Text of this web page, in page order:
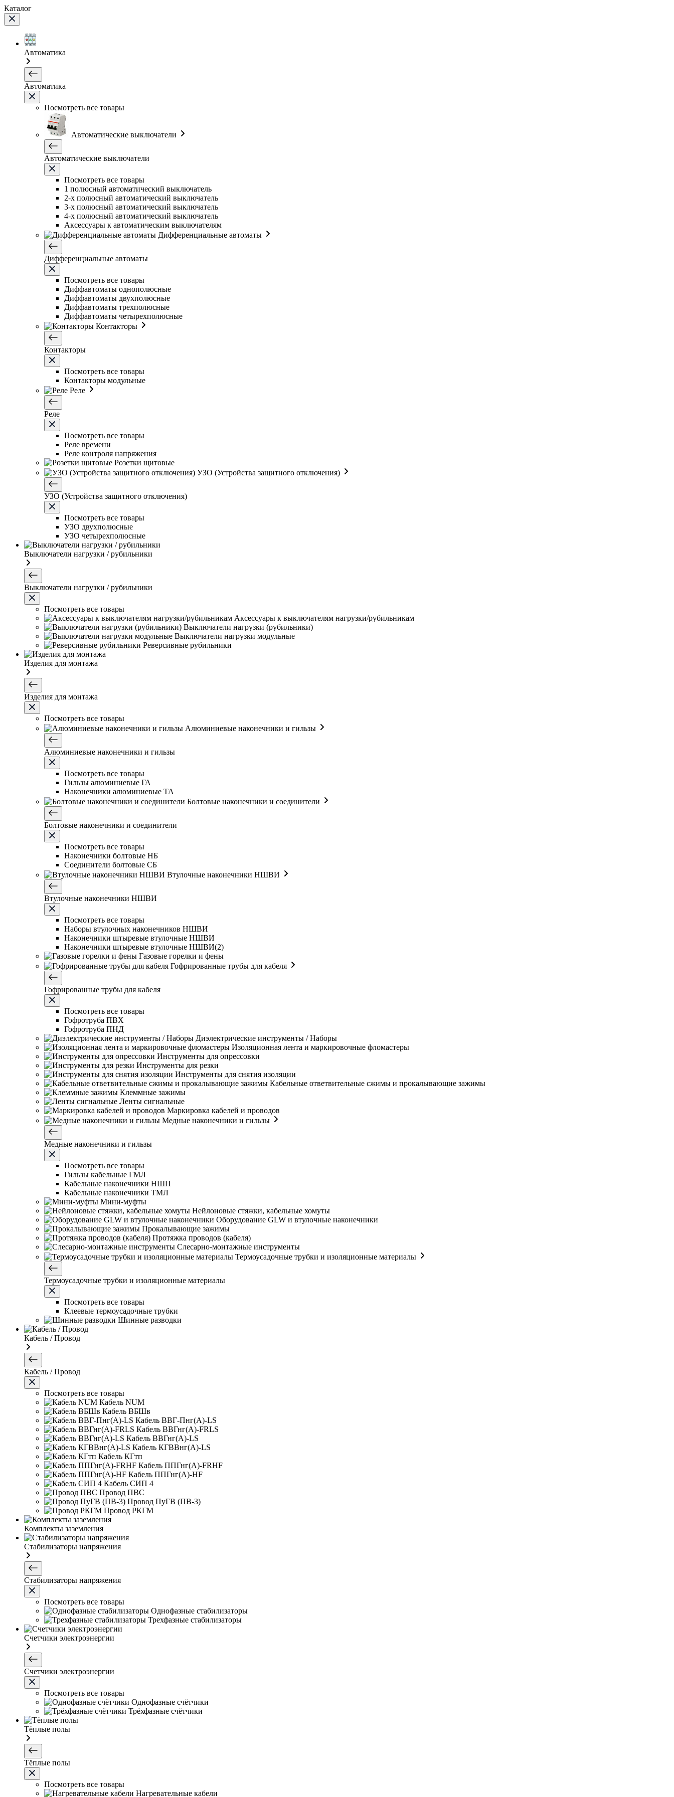
Каталог
Автоматика
Автоматика
Посмотреть все товары
Автоматические выключатели
Автоматические выключатели
Посмотреть все товары
1 полюсный автоматический выключатель
2-х полюсный автоматический выключатель
3-х полюсный автоматический выключатель
4-х полюсный автоматический выключатель
Аксессуары к автоматическим выключателям
Дифференциальные автоматы
Дифференциальные автоматы
Посмотреть все товары
Диффавтоматы однополюсные
Диффавтоматы двухполюсные
Диффавтоматы трехполюсные
Диффавтоматы четырехполюсные
Контакторы
Контакторы
Посмотреть все товары
Контакторы модульные
Реле
Реле
Посмотреть все товары
Реле времени
Реле контроля напряжения
Розетки щитовые
УЗО (Устройства защитного отключения)
УЗО (Устройства защитного отключения)
Посмотреть все товары
УЗО двухполюсные
УЗО четырехполюсные
Выключатели нагрузки / рубильники
Выключатели нагрузки / рубильники
Посмотреть все товары
Аксессуары к выключателям нагрузки/рубильникам
Выключатели нагрузки (рубильники)
Выключатели нагрузки модульные
Реверсивные рубильники
Изделия для монтажа
Изделия для монтажа
Посмотреть все товары
Алюминиевые наконечники и гильзы
Алюминиевые наконечники и гильзы
Посмотреть все товары
Гильзы алюминиевые ГА
Наконечники алюминиевые ТА
Болтовые наконечники и соединители
Болтовые наконечники и соединители
Посмотреть все товары
Наконечники болтовые НБ
Соединители болтовые СБ
Втулочные наконечники НШВИ
Втулочные наконечники НШВИ
Посмотреть все товары
Наборы втулочных наконечников НШВИ
Наконечники штыревые втулочные НШВИ
Наконечники штыревые втулочные НШВИ(2)
Газовые горелки и фены
Гофрированные трубы для кабеля
Гофрированные трубы для кабеля
Посмотреть все товары
Гофротруба ПВХ
Гофротруба ПНД
Диэлектрические инструменты / Наборы
Изоляционная лента и маркировочные фломастеры
Инструменты для опрессовки
Инструменты для резки
Инструменты для снятия изоляции
Кабельные ответвительные сжимы и прокалывающие зажимы
Клеммные зажимы
Ленты сигнальные
Маркировка кабелей и проводов
Медные наконечники и гильзы
Медные наконечники и гильзы
Посмотреть все товары
Гильзы кабельные ГМЛ
Кабельные наконечники НШП
Кабельные наконечники ТМЛ
Мини-муфты
Нейлоновые стяжки, кабельные хомуты
Оборудование GLW и втулочные наконечники
Прокалывающие зажимы
Протяжка проводов (кабеля)
Слесарно-монтажные инструменты
Термоусадочные трубки и изоляционные материалы
Термоусадочные трубки и изоляционные материалы
Посмотреть все товары
Клеевые термоусадочные трубки
Шинные разводки
Кабель / Провод
Кабель / Провод
Посмотреть все товары
Кабель NUM
Кабель ВБШв
Кабель ВВГ-Пнг(А)-LS
Кабель ВВГнг(А)-FRLS
Кабель ВВГнг(А)-LS
Кабель КГВВнг(А)-LS
Кабель КГтп
Кабель ППГнг(А)-FRHF
Кабель ППГнг(А)-HF
Кабель СИП 4
Провод ПВС
Провод ПуГВ (ПВ-3)
Провод РКГМ
Комплекты заземления
Стабилизаторы напряжения
Стабилизаторы напряжения
Посмотреть все товары
Однофазные стабилизаторы
Трехфазные стабилизаторы
Счетчики электроэнергии
Счетчики электроэнергии
Посмотреть все товары
Однофазные счётчики
Трёхфазные счётчики
Тёплые полы
Тёплые полы
Посмотреть все товары
Нагревательные кабели